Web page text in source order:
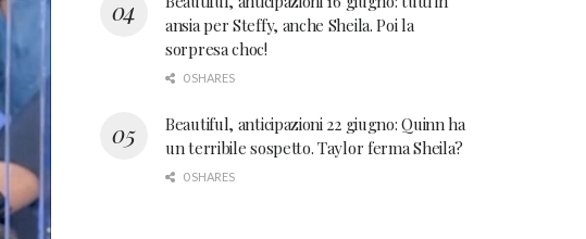
ansia per Steffy, anche Sheila. Poi la
sorpresa choc!
0 SHARES
Beautiful, anticipazioni 22 giugno: Quinn ha
un terribile sospetto. Taylor ferma Sheila?
0 SHARES